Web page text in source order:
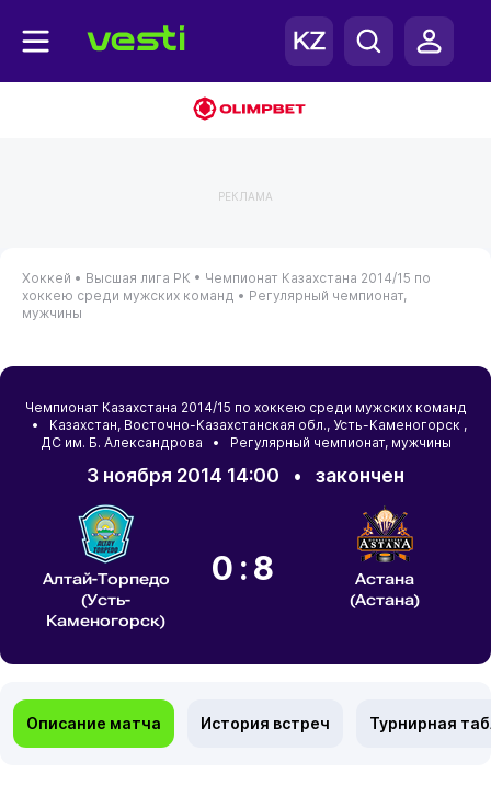
РЕКЛАМА
Хоккей • Высшая лига РК • Чемпионат Казахстана 2014/15 по
хоккею среди мужских команд • Регулярный чемпионат,
мужчины
Чемпионат Казахстана 2014/15 по хоккею среди мужских команд
• Казахстан, Восточно-Казахстанская обл., Усть-Каменогорск ,
ДС им. Б. Александрова • Регулярный чемпионат, мужчины
3 ноября 2014 14:00 • закончен
Алтай-Торпедо
(Усть-
Каменогорск)
0:8
Астана
(Астана)
Описание матча История встреч Турнирная